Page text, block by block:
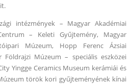
intézmények – Magyar Akadémiai
– Keleti Gyűjtemény, Magyar
Múzeum, Hopp Ferenc Ázsiai
Földrajzi Múzeum – speciális eszközei
Yingge Ceramics Museum kerámiái és
török kori gyűjteményének kínai